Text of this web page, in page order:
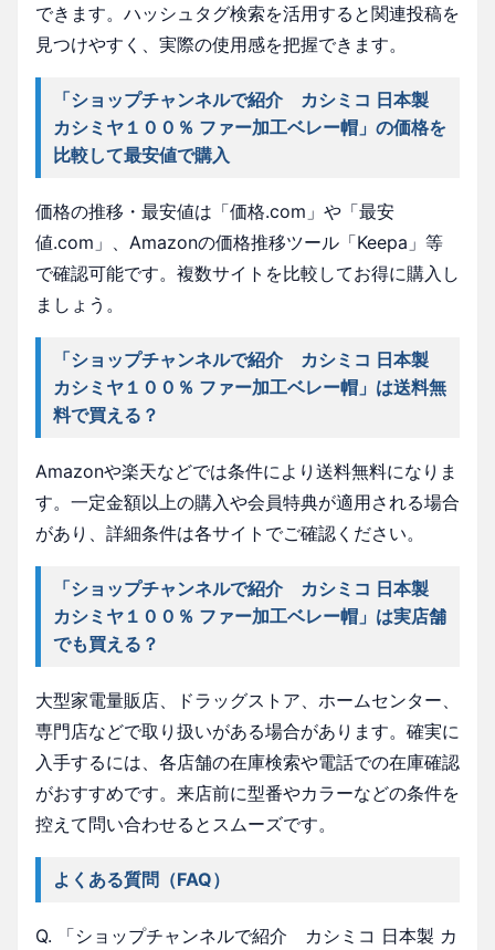
できます。ハッシュタグ検索を活用すると関連投稿を
見つけやすく、実際の使用感を把握できます。
「ショップチャンネルで紹介 カシミコ 日本製
カシミヤ１００％ ファー加工ベレー帽」の価格を
比較して最安値で購入
価格の推移・最安値は「価格.com」や「最安
値.com」、Amazonの価格推移ツール「Keepa」等
で確認可能です。複数サイトを比較してお得に購入し
ましょう。
「ショップチャンネルで紹介 カシミコ 日本製
カシミヤ１００％ ファー加工ベレー帽」は送料無
料で買える？
Amazonや楽天などでは条件により送料無料になりま
す。一定金額以上の購入や会員特典が適用される場合
があり、詳細条件は各サイトでご確認ください。
「ショップチャンネルで紹介 カシミコ 日本製
カシミヤ１００％ ファー加工ベレー帽」は実店舗
でも買える？
大型家電量販店、ドラッグストア、ホームセンター、
専門店などで取り扱いがある場合があります。確実に
入手するには、各店舗の在庫検索や電話での在庫確認
がおすすめです。来店前に型番やカラーなどの条件を
控えて問い合わせるとスムーズです。
よくある質問（FAQ）
Q. 「ショップチャンネルで紹介 カシミコ 日本製 カ